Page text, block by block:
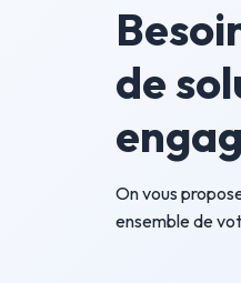
de
On vous
ensemble de